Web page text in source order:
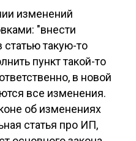
изменений
"внести
такую-то
пункт такой-то
в новой
все изменения.
об изменениях
статья про ИП,